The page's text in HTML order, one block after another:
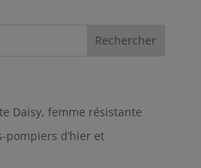
Daisy, femme résistante
pompiers d’hier et